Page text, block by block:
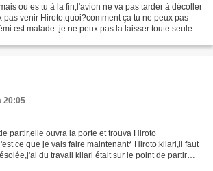
ou es tu à la fin,l'avion ne va pas tarder à décoller
pas venir Hiroto:quoi?comment ça tu ne peux pas
est malade ,je ne peux pas la laisser toute seule
20:05
partir,elle ouvra la porte et trouva Hiroto
ce que je vais faire maintenant* Hiroto:kilari,il faut
du travail kilari était sur le point de partir